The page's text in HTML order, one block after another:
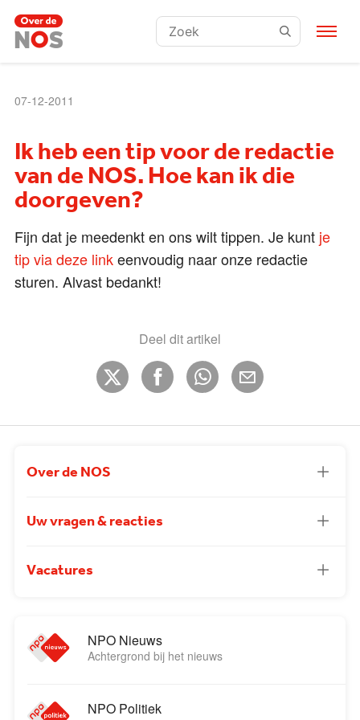
Zoeken:
07-12-2011
Ik heb een tip voor de redactie
van de NOS. Hoe kan ik die
doorgeven?
Fijn dat je meedenkt en ons wilt tippen. Je kunt je
tip via deze linkeenvoudig naar onze redactie
sturen. Alvast bedankt!
Deel dit artikel
Over de NOS
Uw vragen & reacties
Vacatures
NPO Nieuws
Achtergrond bij het nieuws
NPO Politiek